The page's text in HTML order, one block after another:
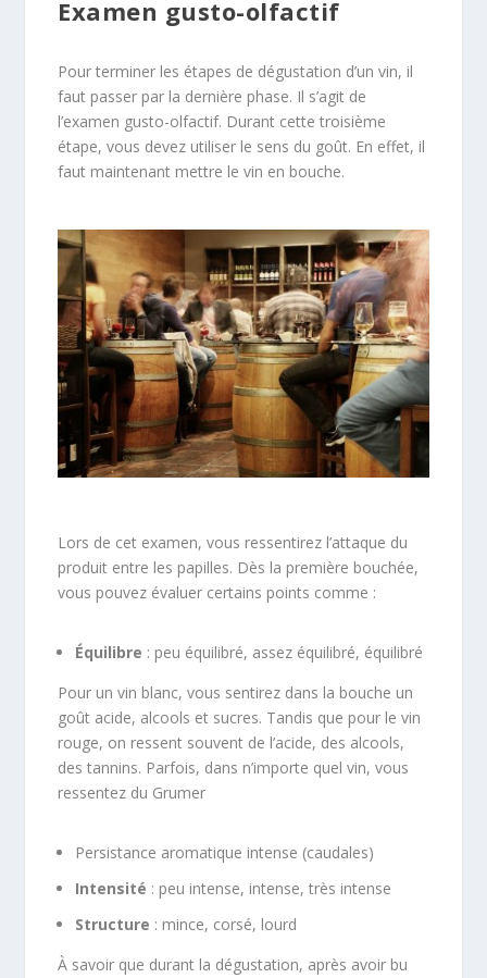
Examen gusto-olfactif
Pour terminer les étapes de dégustation d’un vin, il
faut passer par la dernière phase. Il s’agit de
l’examen gusto-olfactif. Durant cette troisième
étape, vous devez utiliser le sens du goût. En effet, il
faut maintenant mettre le vin en bouche.
Lors de cet examen, vous ressentirez l’attaque du
produit entre les papilles. Dès la première bouchée,
vous pouvez évaluer certains points comme :
Équilibre : peu équilibré, assez équilibré, équilibré
Pour un vin blanc, vous sentirez dans la bouche un
goût acide, alcools et sucres. Tandis que pour le vin
rouge, on ressent souvent de l’acide, des alcools,
des tannins. Parfois, dans n’importe quel vin, vous
ressentez du Grumer
Persistance aromatique intense (caudales)
Intensité : peu intense, intense, très intense
Structure : mince, corsé, lourd
À savoir que durant la dégustation, après avoir bu